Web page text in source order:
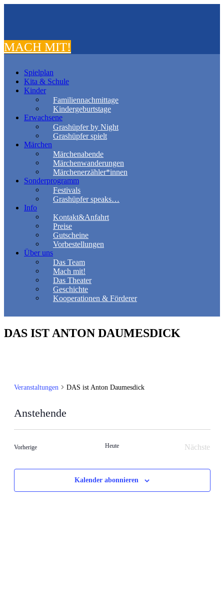
MACH MIT!
Spielplan
Kita & Schule
Kinder
Familiennachmittage
Kindergeburtstage
Erwachsene
Grashüpfer by Night
Grashüpfer spielt
Märchen
Märchenabende
Märchenwanderungen
Märchenerzähler*innen
Sonderprogramm
Festivals
Grashüpfer speaks…
Info
Kontakt&Anfahrt
Preise
Gutscheine
Vorbestellungen
Über uns
Das Team
Mach mit!
Das Theater
Geschichte
Kooperationen & Förderer
DAS IST ANTON DAUMESDICK
Veranstaltungen DAS ist Anton Daumesdick
Anstehende
VorherigeVeranstaltungen Heute
Nächste
Kalender abonnieren